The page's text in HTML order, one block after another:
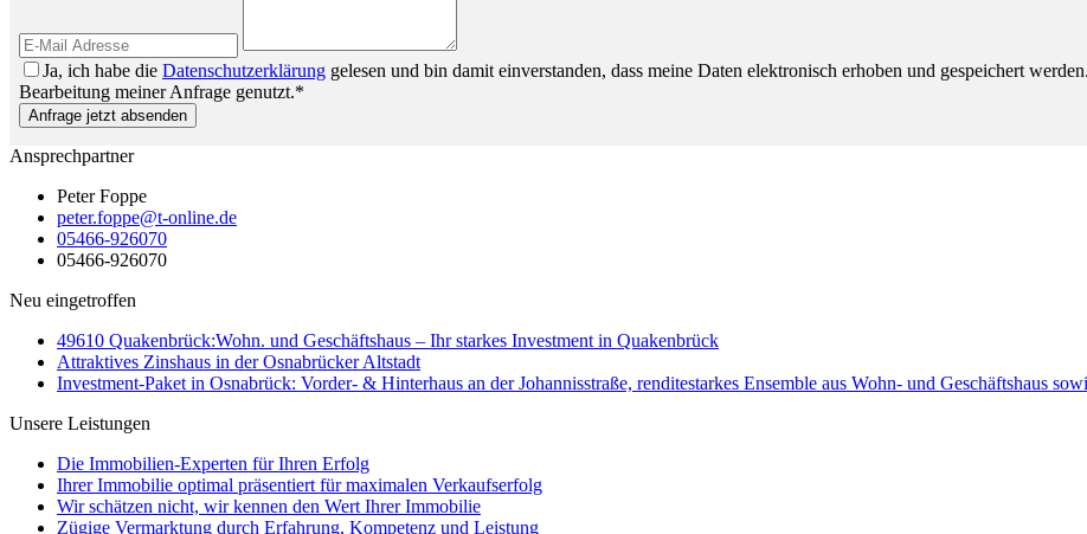
Ja, ich habe die Datenschutzerklärung gelesen und bin damit einverstanden, dass meine Daten elektronisch erhoben und gespeichert
Bearbeitung meiner Anfrage genutzt.*
Anfrage jetzt absenden
Ansprechpartner
Peter Foppe
peter.foppe@t-online.de
05466-926070
05466-926070
Neu eingetroffen
49610 Quakenbrück:Wohn. und Geschäftshaus – Ihr starkes Investment in Quakenbrück
Attraktives Zinshaus in der Osnabrücker Altstadt
Investment-Paket in Osnabrück: Vorder- & Hinterhaus an der Johannisstraße, renditestarkes Ensemble aus Wohn- und Geschäftshaus
Unsere Leistungen
Die Immobilien-Experten für Ihren Erfolg
Ihrer Immobilie optimal präsentiert für maximalen Verkaufserfolg
Wir schätzen nicht, wir kennen den Wert Ihrer Immobilie
Zügige Vermarktung durch Erfahrung, Kompetenz und Leistung